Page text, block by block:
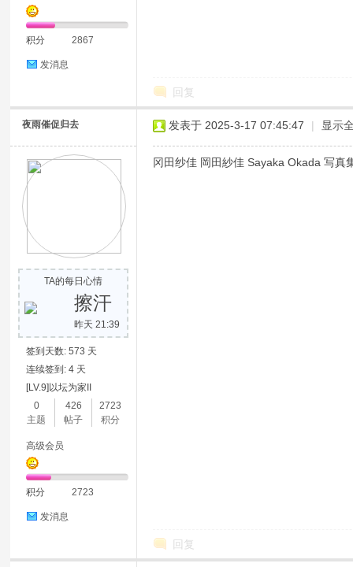
积分 2867
发消息
回复
夜雨催促归去
TA的每日心情
擦汗
昨天 21:39
签到天数: 573 天
连续签到: 4 天
[LV.9]以坛为家II
0
主题
426
帖子
2723
积分
高级会员
积分 2723
发消息
发表于 2025-3-17 07:45:47 | 显示
冈田纱佳 岡田紗佳 Sayaka Okada 写真
回复